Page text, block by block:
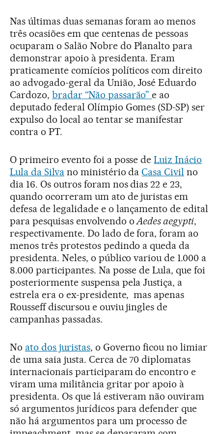
Nas últimas duas semanas foram ao menos
três ocasiões em que centenas de pessoas
ocuparam o Salão Nobre do Planalto para
demonstrar apoio à presidenta. Eram
praticamente comícios políticos com direito
ao advogado-geral da União, José Eduardo
Cardozo, bradar “Não passarão”e ao
deputado federal Olímpio Gomes (SD-SP) ser
expulso do local ao tentar se manifestar
contra o PT.
O primeiro evento foi a posse deLuiz Inácio
Lula da Silvano ministério daCasa Civil no
dia 16. Os outros foram nos dias 22 e 23,
quando ocorreram um ato de juristas em
defesa de legalidade e o lançamento de edital
para pesquisas envolvendo oAedes aegypti,
respectivamente. Do lado de fora, foram ao
menos três protestos pedindo a queda da
presidenta. Neles, o público variou de 1.000 a
8.000 participantes. Na posse de Lula, que foi
posteriormente suspensa pela Justiça, a
estrela era o ex-presidente, mas apenas
Rousseff discursou e ouviu jingles de
campanhas passadas.
No ato dos juristas, o Governo ficou no limiar
de uma saia justa. Cerca de 70 diplomatas
internacionais participaram do encontro e
viram uma militância gritar por apoio à
presidenta. Os que lá estiveram não ouviram
só argumentos jurídicos para defender que
não há argumentos para um processo de